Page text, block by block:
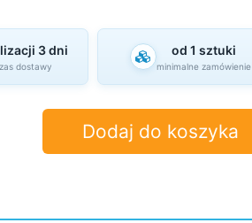
3 dni
dostawy
od 1 sztuki
minimalne zamówienie
Dodaj do koszyka